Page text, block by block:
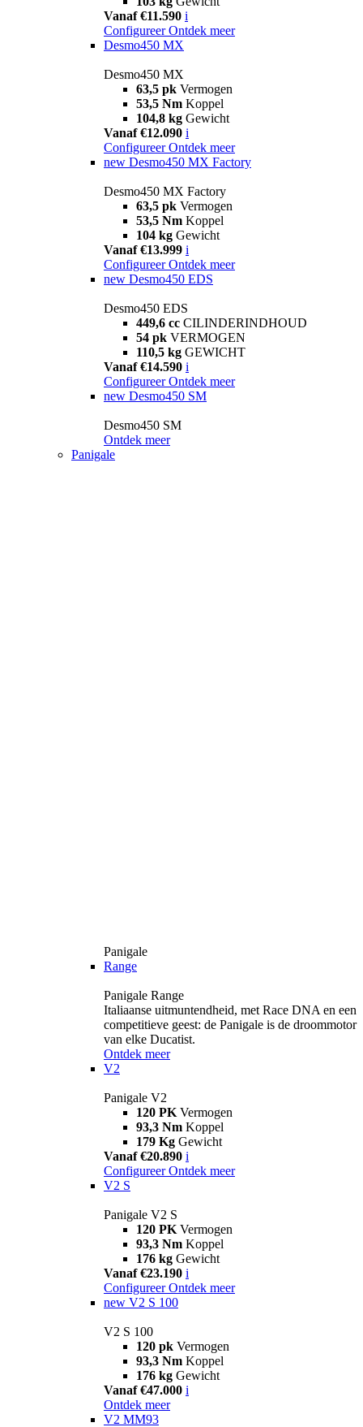
Vanaf €11.590 i
Configureer Ontdek meer
Desmo450 MX
Desmo450 MX
63,5 pk Vermogen
53,5 Nm Koppel
104,8 kg Gewicht
Vanaf €12.090 i
Configureer Ontdek meer
new Desmo450 MX Factory
Desmo450 MX Factory
63,5 pk Vermogen
53,5 Nm Koppel
104 kg Gewicht
Vanaf €13.999 i
Configureer Ontdek meer
new Desmo450 EDS
Desmo450 EDS
449,6 cc CILINDERINDHOUD
54 pk VERMOGEN
110,5 kg GEWICHT
Vanaf €14.590 i
Configureer Ontdek meer
new Desmo450 SM
Desmo450 SM
Ontdek meer
Panigale
Panigale
Range
Panigale Range
Italiaanse uitmuntendheid, met Race DNA en een
competitieve geest: de Panigale is de droommotor
van elke Ducatist.
Ontdek meer
V2
Panigale V2
120 PK Vermogen
93,3 Nm Koppel
179 Kg Gewicht
Vanaf €20.890 i
Configureer Ontdek meer
V2 S
Panigale V2 S
120 PK Vermogen
93,3 Nm Koppel
176 kg Gewicht
Vanaf €23.190 i
Configureer Ontdek meer
new V2 S 100
V2 S 100
120 pk Vermogen
93,3 Nm Koppel
176 kg Gewicht
Vanaf €47.000 i
Ontdek meer
V2 MM93